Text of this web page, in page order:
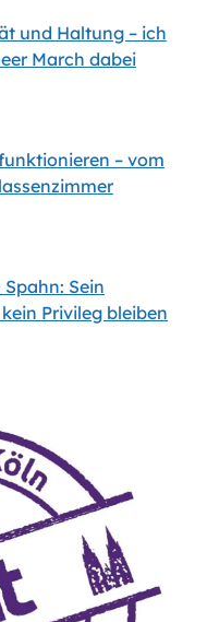
und Haltung – ich
March dabei
– vom
Sein
Privileg bleiben